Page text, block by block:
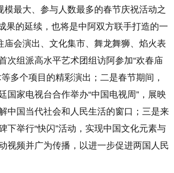
模最大、参与人数最多的春节庆祝活动之
果的延续，也将是中阿双方联手打造的一
庙会演出、文化集市、舞龙舞狮、焰火表
次组派高水平艺术团组访阿参加“欢春庙
多个项目的精彩演出；二是春节期间，
家电视台合作举办“中国电视周”，展映
中国当代社会和人民生活的窗口；三是来
举行“快闪”活动，实现中国文化元素与
视频并广为传播，以进一步促进两国人民